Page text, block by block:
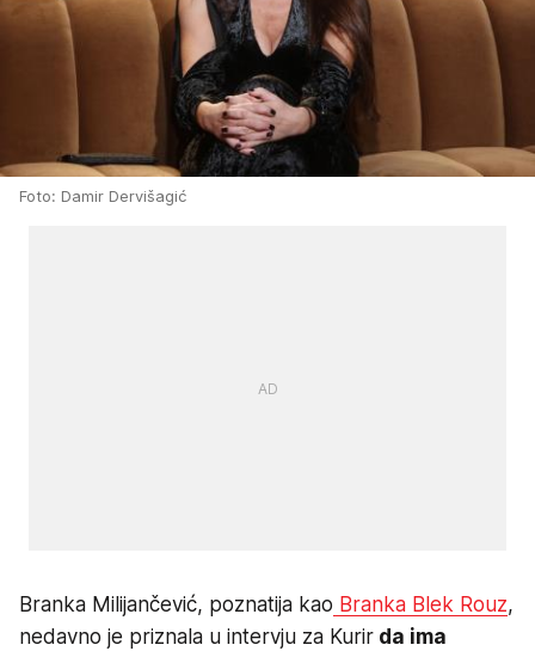
Foto: Damir Dervišagić
Branka Milijančević, poznatija kao Branka Blek Rouz,
nedavno je priznala u intervju za Kurir da ima